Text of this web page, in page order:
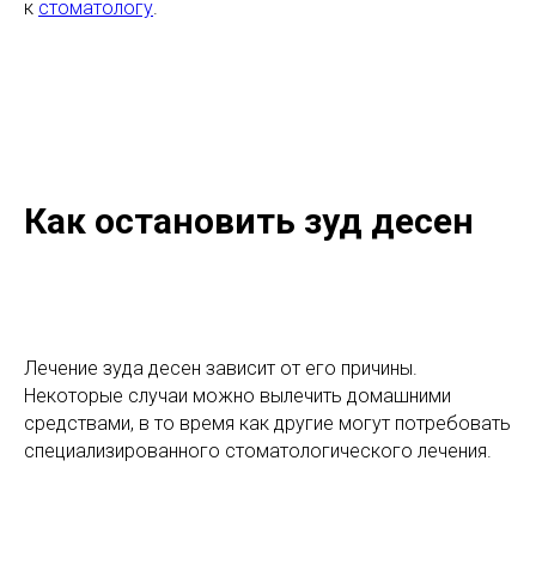
к стоматологу.
Как остановить зуд десен
Лечение зуда десен зависит от его причины.
Некоторые случаи можно вылечить домашними
средствами, в то время как другие могут потребовать
специализированного стоматологического лечения.